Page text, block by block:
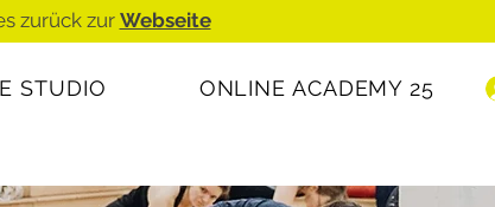
zurück zur Webseite
STUDIO ONLINE ACADEMY 25